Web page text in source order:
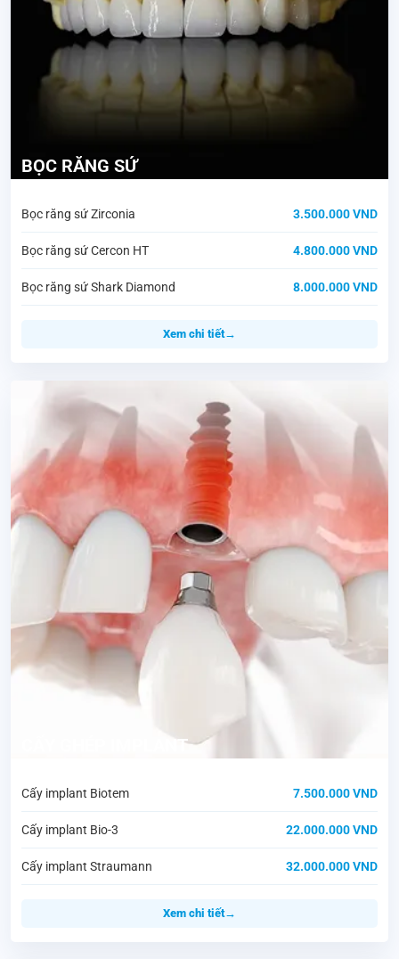
BỌC RĂNG SỨ
Bọc răng sứ Zirconia 3.500.000 VND
Bọc răng sứ Cercon HT 4.800.000 VND
Bọc răng sứ Shark Diamond 8.000.000 VND
Xem chi tiết
CẤY GHÉP IMPLANT
Cấy implant Biotem 7.500.000 VND
Cấy implant Bio-3 22.000.000 VND
Cấy implant Straumann 32.000.000 VND
Xem chi tiết